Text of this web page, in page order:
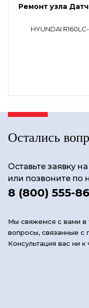
Ремонт узла
HYUNDAI
Остались
Оставьте заявку
или позвоните по
8 (800) 555-
Мы свяжемся с вами в
вопросы, связанные с
Консультация вас ни